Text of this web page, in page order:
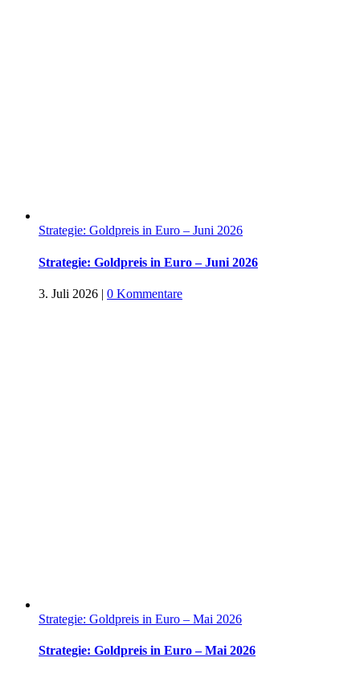
Strategie: Goldpreis in Euro – Juni 2026
Strategie: Goldpreis in Euro – Juni 2026
3. Juli 2026 | 0 Kommentare
Strategie: Goldpreis in Euro – Mai 2026
Strategie: Goldpreis in Euro – Mai 2026